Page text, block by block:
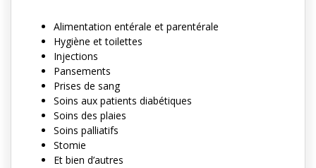
Alimentation entérale et parentérale
Hygiène et toilettes
Injections
Pansements
Prises de sang
Soins aux patients diabétiques
Soins des plaies
Soins palliatifs
Stomie
Et bien d’autres